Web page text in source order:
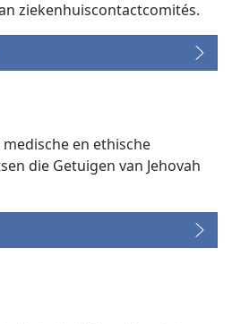
ziekenhuiscontactcomités.
en ethische
die Getuigen van Jehovah